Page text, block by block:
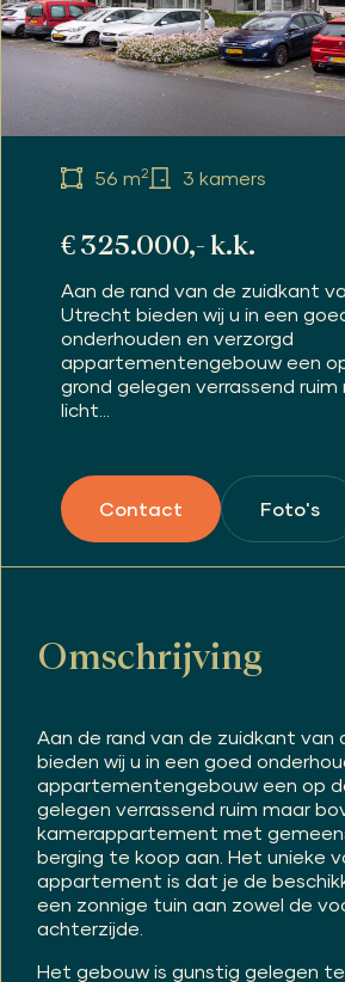
56 m2 3 kamers
€ 325.000,- k.k.
Aan de rand van de zuidkant
Utrecht bieden wij u in een
onderhouden en verzorgd
appartementengebouw een
grond gelegen verrassend
licht...
Contact Foto's
Omschrijving
Aan de rand van de zuidkant
bieden wij u in een goed
appartementengebouw een op
gelegen verrassend ruim maar
kamerappartement met
berging te koop aan. Het unieke
appartement is dat je de
een zonnige tuin aan zowel de
achterzijde.
Het gebouw is gunstig gelegen